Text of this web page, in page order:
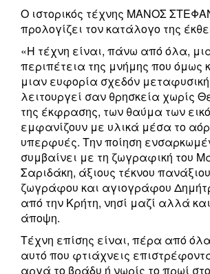
Ο ιστορικός τέχνης ΜΑΝΟΣ
προλογίζει τον κατάλογο της
«Η τέχνη είναι, πάνω από όλα,
περιπέτεια της μνήμης που όμως
μιαν ευφορία σχεδόν
λειτουργεί σαν θρησκεία χωρίς
της έκφρασης, των θαύμα των
εμφανίζουν με υλικά μέσα το
υπερφυές. Την ποίηση
συμβαίνει με τη ζωγραφική του
Σαριδάκη, άξιους τέκνου
ζωγράφου και αγιογράφου
από την Κρήτη, νησί μαζί αλλά
άποψη.
Τέχνη επίσης είναι, πέρα από
αυτό που φτιάχνεις
αργά το βράδυ ή νωρίς το πρωί